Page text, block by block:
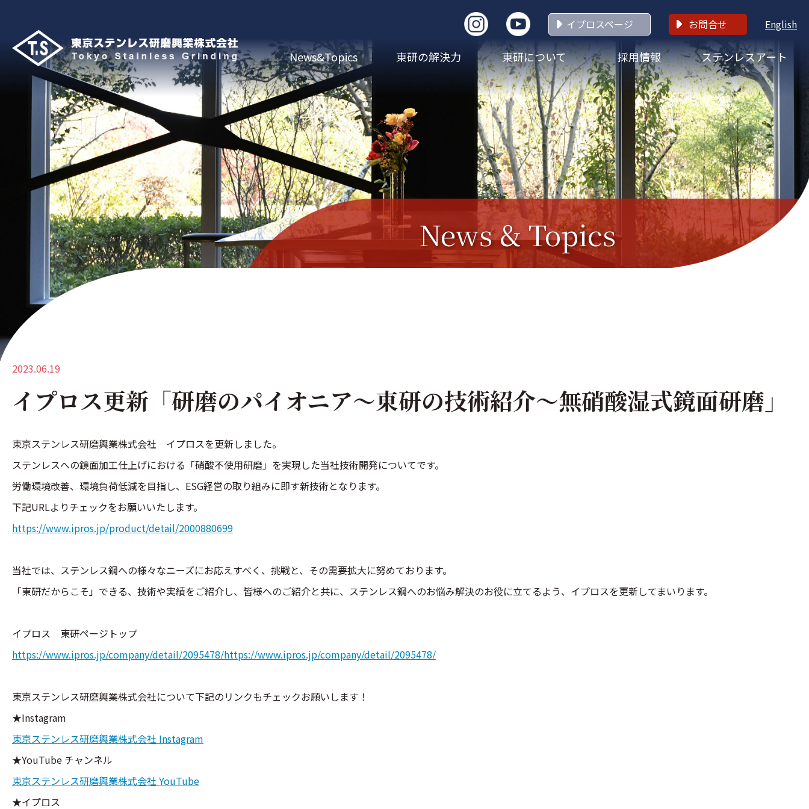
イプロスページ お問合せ English
News&Topics 東研の解決力 東研について 採用情報 ステンレスアート
News & Topics
2023.06.19
イプロス更新「研磨のパイオニア～東研の技術紹介～無硝酸湿式鏡面研磨」
東京ステンレス研磨興業株式会社 イプロスを更新しました。
ステンレスへの鏡面加工仕上げにおける「硝酸不使用研磨」を実現した当社技術開発についてです。
労働環境改善、環境負荷低減を目指し、ESG経営の取り組みに即す新技術となります。
下記URLよりチェックをお願いいたします。
https://www.ipros.jp/product/detail/2000880699
当社では、ステンレス鋼への様々なニーズにお応えすべく、挑戦と、その需要拡大に努めております。
「東研だからこそ」できる、技術や実績をご紹介し、皆様へのご紹介と共に、ステンレス鋼へのお悩み解決のお役に立てるよう、イプロスを更新してまいります。
イプロス 東研ページトップ
https://www.ipros.jp/company/detail/2095478/https://www.ipros.jp/company/detail/2095478/
東京ステンレス研磨興業株式会社について下記のリンクもチェックお願いします！
★Instagram
東京ステンレス研磨興業株式会社 Instagram
★YouTube チャンネル
東京ステンレス研磨興業株式会社 YouTube
★イプロス